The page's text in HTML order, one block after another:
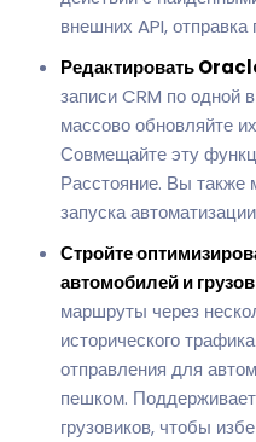
внешних API, отправка
Редактировать
записи CRM по одной
массово обновляйте
Совмещайте эту
Расстояние. Вы также
запуска
Стройте
автомобилей и
маршруты через
исторического
отправления для
пешком.
грузовиков, чтобы